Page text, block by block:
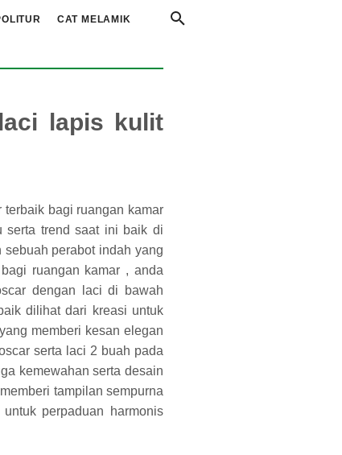
CAT MELAMIK
lapis kulit
terbaik bagi ruangan kamar
serta trend saat ini baik di
perabot indah yang
ruangan kamar , anda
dengan laci di bawah
dilihat dari kreasi untuk
memberi kesan elegan
serta laci 2 buah pada
kemewahan serta desain
tampilan sempurna
perpaduan harmonis